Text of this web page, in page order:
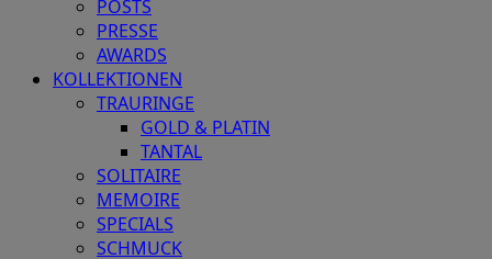
POSTS
PRESSE
AWARDS
KOLLEKTIONEN
TRAURINGE
GOLD & PLATIN
TANTAL
SOLITAIRE
MEMOIRE
SPECIALS
SCHMUCK